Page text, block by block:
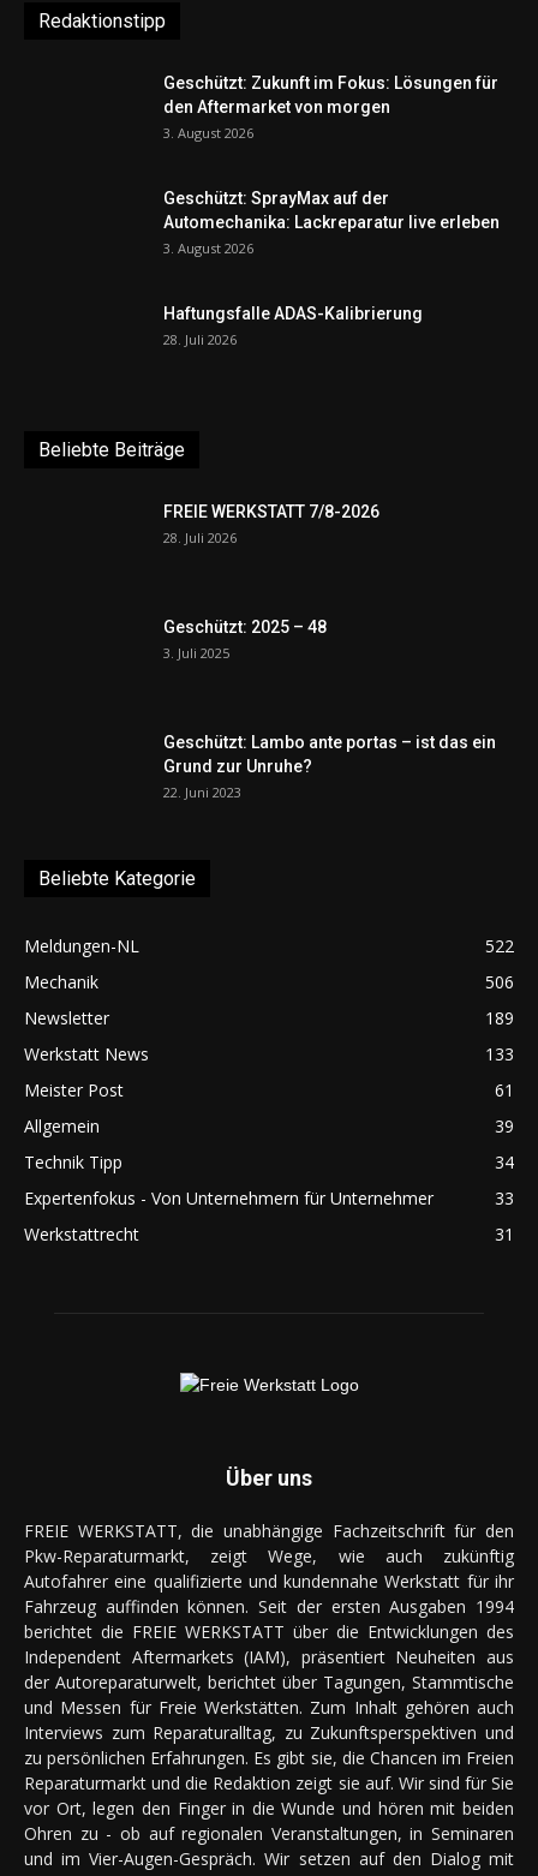
Redaktionstipp
Geschützt: Zukunft im Fokus: Lösungen für
den Aftermarket von morgen
3. August 2026
Geschützt: SprayMax auf der
Automechanika: Lackreparatur live erleben
3. August 2026
Haftungsfalle ADAS-Kalibrierung
28. Juli 2026
Beliebte Beiträge
FREIE WERKSTATT 7/8-2026
28. Juli 2026
Geschützt: 2025 – 48
3. Juli 2025
Geschützt: Lambo ante portas – ist das ein
Grund zur Unruhe?
22. Juni 2023
Beliebte Kategorie
Meldungen-NL
522
Mechanik
506
Newsletter
189
Werkstatt News
133
Meister Post
61
Allgemein
39
Technik Tipp
34
Expertenfokus - Von Unternehmern für Unternehmer
33
Werkstattrecht
31
Über uns
FREIE WERKSTATT, die unabhängige Fachzeitschrift für den
Pkw-Reparaturmarkt, zeigt Wege, wie auch zukünftig
Autofahrer eine qualifizierte und kundennahe Werkstatt für ihr
Fahrzeug auffinden können. Seit der ersten Ausgaben 1994
berichtet die FREIE WERKSTATT über die Entwicklungen des
Independent Aftermarkets (IAM), präsentiert Neuheiten aus
der Autoreparaturwelt, berichtet über Tagungen, Stammtische
und Messen für Freie Werkstätten. Zum Inhalt gehören auch
Interviews zum Reparaturalltag, zu Zukunftsperspektiven und
zu persönlichen Erfahrungen. Es gibt sie, die Chancen im Freien
Reparaturmarkt und die Redaktion zeigt sie auf. Wir sind für Sie
vor Ort, legen den Finger in die Wunde und hören mit beiden
Ohren zu - ob auf regionalen Veranstaltungen, in Seminaren
und im Vier-Augen-Gespräch. Wir setzen auf den Dialog mit